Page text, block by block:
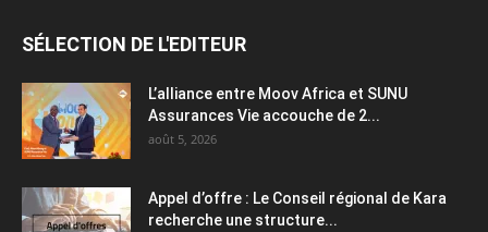
SÉLECTION DE L'EDITEUR
L’alliance entre Moov Africa et SUNU
Assurances Vie accouche de 2...
août 5, 2026
Appel d’offre : Le Conseil régional de Kara
recherche une structure...